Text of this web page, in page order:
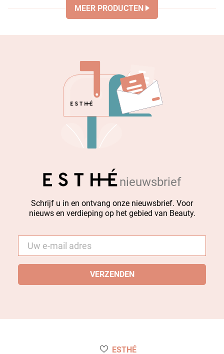
MEER PRODUCTEN
nieuwsbrief
Schrijf u in en ontvang onze nieuwsbrief. Voor
nieuws en verdieping op het gebied van Beauty.
mail *
ESTHÉ